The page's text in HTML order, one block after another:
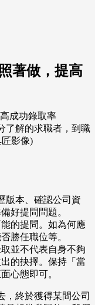
著做，提高
了解的求職者，到職
匠影像)
版本、確認公司資
好提問問題。
的提問。如為何應
勝任職位等。
並不代表自身不夠
的抉擇。保持「當
心態即可。
，終於獲得某間公司